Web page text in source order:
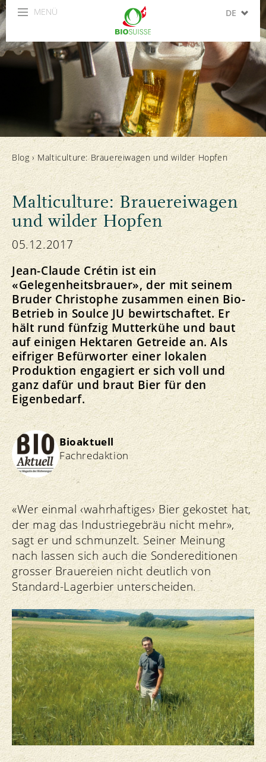
MENÜ DE
EN
ES
Blog› Malticulture: Brauereiwagen und wilder Hopfen
Malticulture: Brauereiwagen
und wilder Hopfen
05.12.2017
Jean-Claude Crétin ist ein
«Gelegenheitsbrauer», der mit seinem
Bruder Christophe zusammen einen Bio-
Betrieb in Soulce JU bewirtschaftet. Er
hält rund fünfzig Mutterkühe und baut
auf einigen Hektaren Getreide an. Als
eifriger Befürworter einer lokalen
Produktion engagiert er sich voll und
ganz dafür und braut Bier für den
Eigenbedarf.
Bioaktuell
Fachredaktion
«Wer einmal ‹wahrhaftiges› Bier gekostet hat,
der mag das Industriegebräu nicht mehr»,
sagt er und schmunzelt. Seiner Meinung
nach lassen sich auch die Sondereditionen
grosser Brauereien nicht deutlich von
Standard-Lagerbier unterscheiden.